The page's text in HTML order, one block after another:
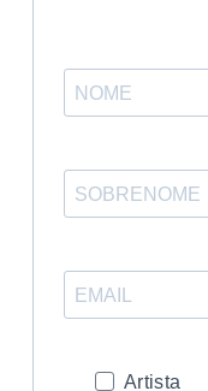
Artista